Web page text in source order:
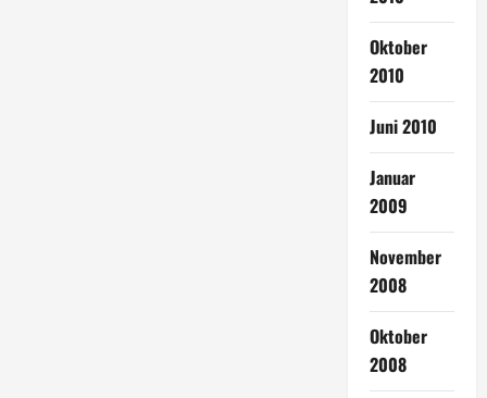
Oktober
2010
Juni 2010
Januar
2009
November
2008
Oktober
2008